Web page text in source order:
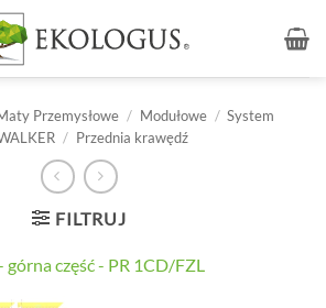
Przemysłowe / Modułowe / System
/ Przednia krawędź
FILTRUJ